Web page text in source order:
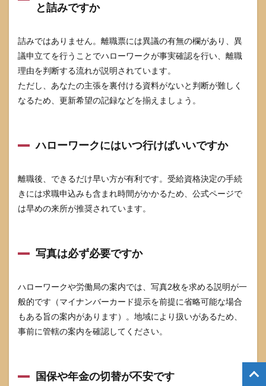
と詰みですか
詰みではありません。離職票には異議の有無の欄があり、異
議申立てを行うことでハローワークが事実確認を行い、離職
理由を判断する流れが説明されています。
ただし、あなたの主張を裏付ける資料がないと判断が難しく
なるため、更新希望の記録などを揃えましょう。
ハローワークにはいつ行けばいいですか
離職後、できるだけ早い方が有利です。受給資格決定の手続
きには求職申込みも含まれ時間がかかるため、公式ページで
は早めの来所が推奨されています。
写真は必ず必要ですか
ハローワークや労働局の案内では、写真2枚を求める説明が一
般的です（マイナンバーカード提示を前提に省略可能な場合
もある旨の案内があります）。地域により扱いがあるため、
事前に管轄の案内を確認してください。
国保や年金の切替が不安です